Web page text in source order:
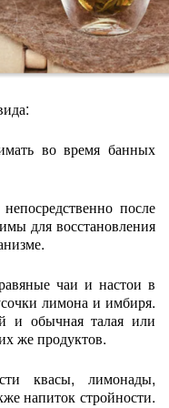
во время банных
после
для восстановления
чаи и настои в
лимона и имбиря.
и обычная талая или
же продуктов.
квасы, лимонады,
напиток стройности.